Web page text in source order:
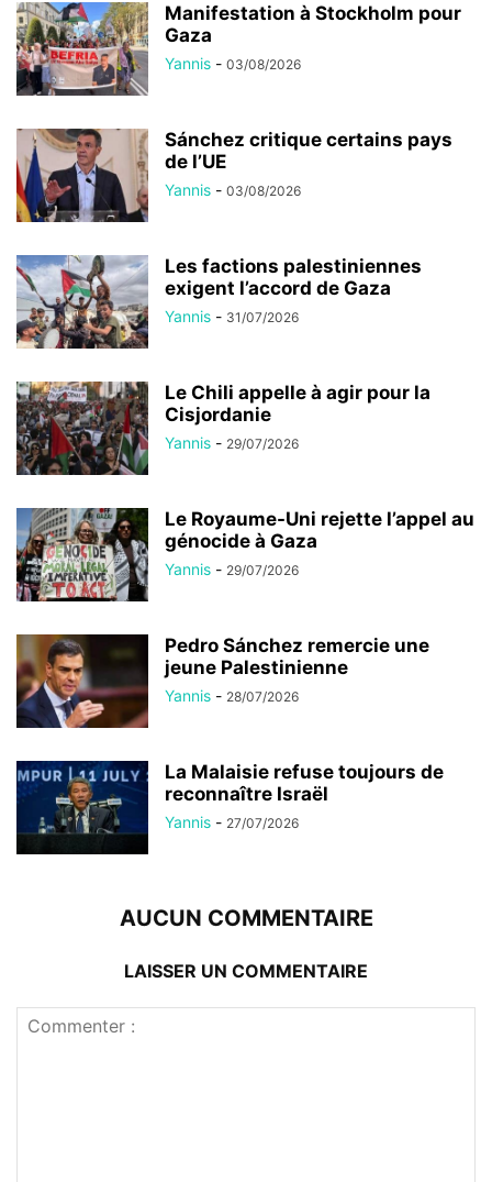
Manifestation à Stockholm pour
Gaza
Yannis - 03/08/2026
Sánchez critique certains pays
de l’UE
Yannis - 03/08/2026
Les factions palestiniennes
exigent l’accord de Gaza
Yannis - 31/07/2026
Le Chili appelle à agir pour la
Cisjordanie
Yannis - 29/07/2026
Le Royaume-Uni rejette l’appel au
génocide à Gaza
Yannis - 29/07/2026
Pedro Sánchez remercie une
jeune Palestinienne
Yannis - 28/07/2026
La Malaisie refuse toujours de
reconnaître Israël
Yannis - 27/07/2026
AUCUN COMMENTAIRE
LAISSER UN COMMENTAIRE